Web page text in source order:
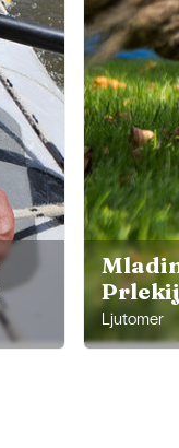
Ljutomer